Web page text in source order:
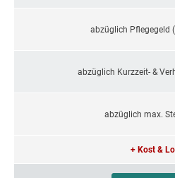
abzüglich Pflegegeld
abzüglich Kurzzeit- &
abzüglich max.
+ Kost &